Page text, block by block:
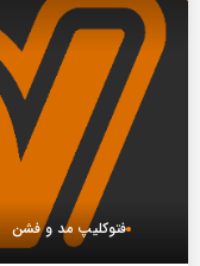
فتوکلیپ مد و فشن